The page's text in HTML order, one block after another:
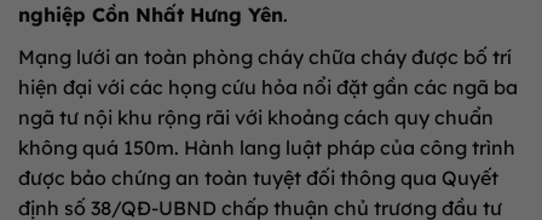
nghiệp Cồn Nhất Hưng Yên.
Mạng lưới an toàn phòng cháy chữa cháy được bố trí
hiện đại với các họng cứu hỏa nổi đặt gần các ngã ba
ngã tư nội khu rộng rãi với khoảng cách quy chuẩn
không quá 150m. Hành lang luật pháp của công trình
được bảo chứng an toàn tuyệt đối thông qua Quyết
định số 38/QĐ-UBND chấp thuận chủ trương đầu tư